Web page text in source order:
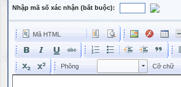
Nhập mã số xác nhận (bắt buộc):
Mã HTML
Phông Phông Cỡ chữ